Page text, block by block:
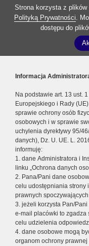
Strona korzysta z plików
Polityką Prywatności.
dostępu do
Informacja
Na podstawie art. 13 ust.
Europejskiego i Rady
sprawie ochrony osób
osobowych i w sprawie
uchylenia dyrektywy 95/
danych), Dz. U. UE. L.
informuję:
1. dane Administratora i
linku „Ochrona danych
2. Pana/Pani dane
celu udostępniania strony
prawnych
3. jeżeli korzysta Pan/
e-mail placówki to zgadza
celu udzielenia
4. dane osobowe mogą
organom ochrony